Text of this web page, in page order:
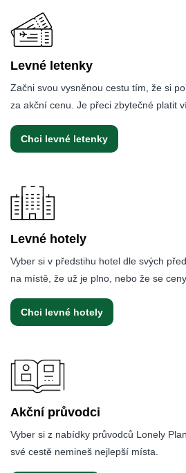
Levné letenky
Začni svou vysněnou cestu tím, že si
za akční cenu. Je přeci zbytečné platit
Chci levné letenky
Levné hotely
Vyber si v předstihu hotel dle svých
na místě, že už je plno, nebo že se
Chci levné hotely
Akční průvodci
Vyber si z nabídky průvodců Lonely
své cestě nemineš nejlepší místa.